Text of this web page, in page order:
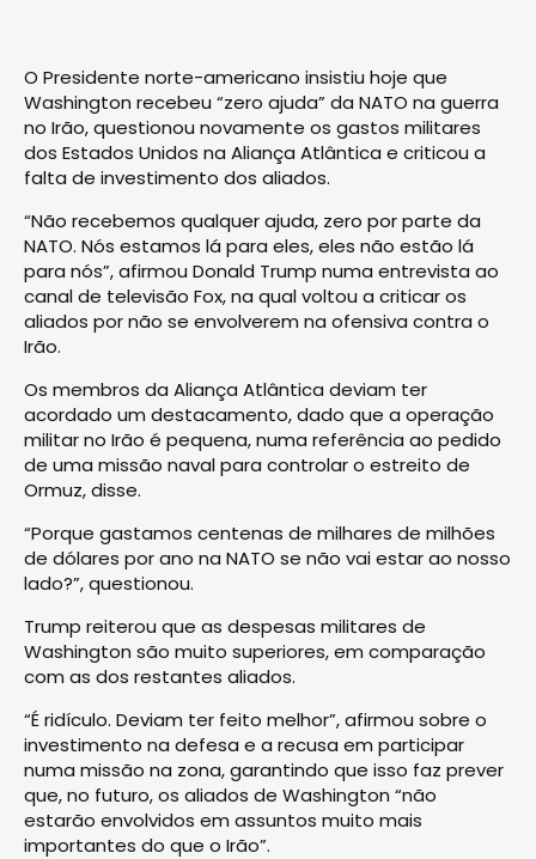
O Presidente norte-americano insistiu hoje que
Washington recebeu “zero ajuda” da NATO na guerra
no Irão, questionou novamente os gastos militares
dos Estados Unidos na Aliança Atlântica e criticou a
falta de investimento dos aliados.
“Não recebemos qualquer ajuda, zero por parte da
NATO. Nós estamos lá para eles, eles não estão lá
para nós”, afirmou Donald Trump numa entrevista ao
canal de televisão Fox, na qual voltou a criticar os
aliados por não se envolverem na ofensiva contra o
Irão.
Os membros da Aliança Atlântica deviam ter
acordado um destacamento, dado que a operação
militar no Irão é pequena, numa referência ao pedido
de uma missão naval para controlar o estreito de
Ormuz, disse.
“Porque gastamos centenas de milhares de milhões
de dólares por ano na NATO se não vai estar ao nosso
lado?”, questionou.
Trump reiterou que as despesas militares de
Washington são muito superiores, em comparação
com as dos restantes aliados.
“É ridículo. Deviam ter feito melhor”, afirmou sobre o
investimento na defesa e a recusa em participar
numa missão na zona, garantindo que isso faz prever
que, no futuro, os aliados de Washington “não
estarão envolvidos em assuntos muito mais
importantes do que o Irão”.